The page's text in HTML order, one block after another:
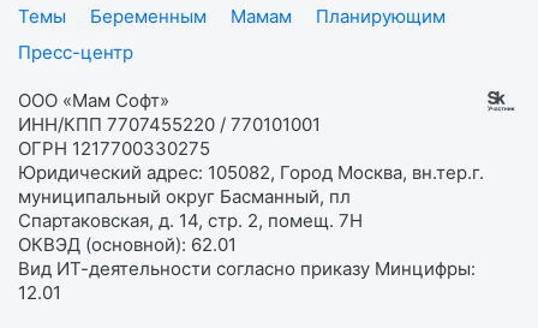
Темы
Беременным Мамам
Планирующим
Пресс-центр
ООО «Мам Софт»
ИНН/КПП 7707455220 / 770101001
ОГРН 1217700330275
Юридический адрес: 105082, Город Москва, вн.тер.г.
муниципальный округ Басманный, пл
Спартаковская, д. 14, стр. 2, помещ. 7Н
ОКВЭД (основной): 62.01
Вид ИТ-деятельности согласно приказу Минцифры:
12.01